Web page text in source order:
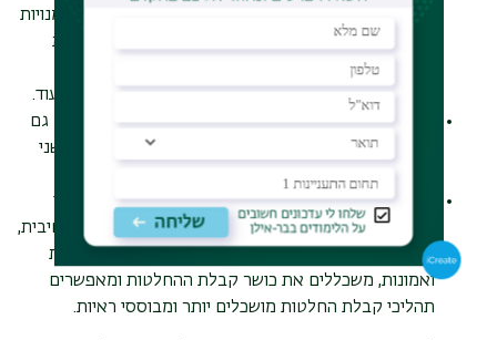
מבצעים מחקרים מבוקרים ועוד, וכך רוכשים לא רק מיומנויות
מעשיות אלא גם מפתחים את כושר החשיבה הביקורתית
המאפשר להעריך בצורה מושכלת יותר מידע חדש וקיים,
חומר לימודי, מחקרים, מאמרים, דוחות, סקרים, נתונים ועוד.
לימודי שיטות מחקר ומתודולוגיה מכינים את הסטודנטים גם
ללימודים מתקדמים, שכן לא ניתן ללמוד לקראת תואר שני
ושלישי מבלי לערוך מחקר או תזה.
לימודי מתודולוגיה ושיטות מחקר תורמים לשיפור תהליכי
קבלת ההחלטות. פיתוח חשיבה ביקורתית ויכולת רפלקטיבית,
לצד היכולת לזהות ולהבין עובדות וראיות לעומת השערות
ואמונות, משכללים את כושר קבלת ההחלטות ומאפשרים
תהליכי קבלת החלטות מושכלים יותר ומבוססי ראיות.